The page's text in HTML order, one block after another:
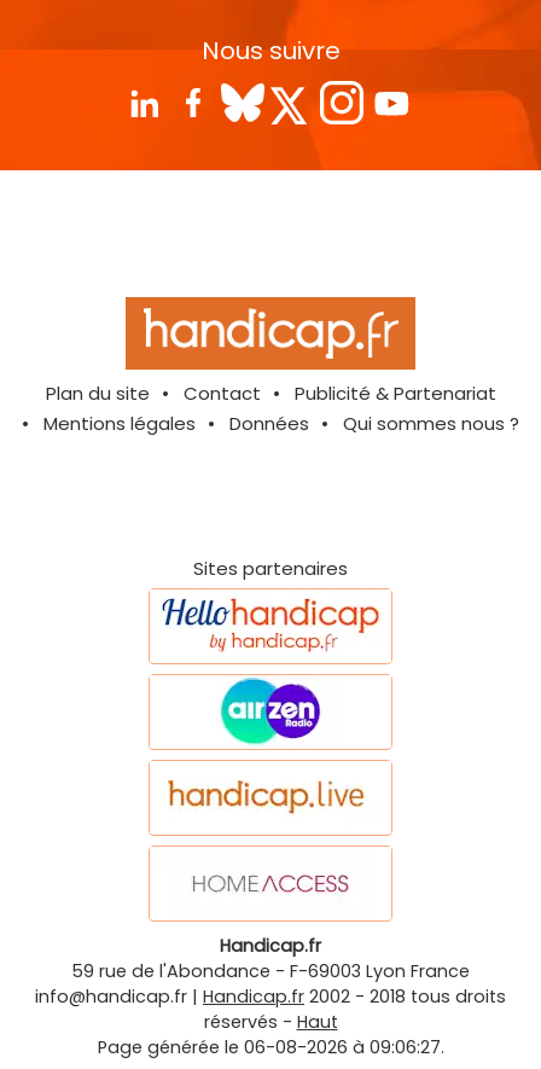
Nous suivre
Plan du site Contact
Publicité & Partenariat
Mentions légales
Données Qui sommes nous ?
Sites partenaires
Handicap.fr
59 rue de l'Abondance - F-69003 Lyon France
info@handicap.fr | Handicap.fr 2002 - 2018 tous droits
réservés - Haut
Page générée le 06-08-2026 à 09:06:27.